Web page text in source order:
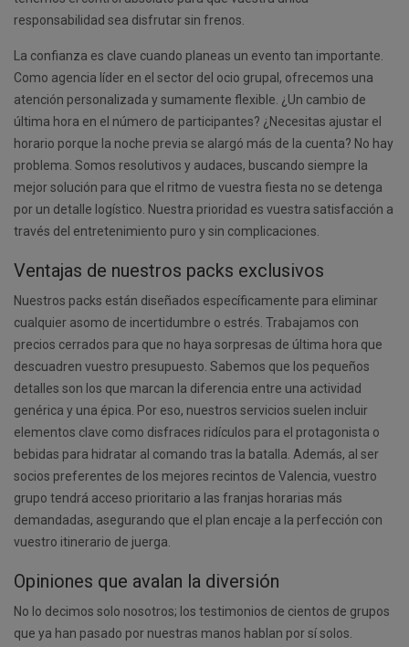
responsabilidad sea disfrutar sin frenos.
La confianza es clave cuando planeas un evento tan importante.
Como agencia líder en el sector del ocio grupal, ofrecemos una
atención personalizada y sumamente flexible. ¿Un cambio de
última hora en el número de participantes? ¿Necesitas ajustar el
horario porque la noche previa se alargó más de la cuenta? No hay
problema. Somos resolutivos y audaces, buscando siempre la
mejor solución para que el ritmo de vuestra fiesta no se detenga
por un detalle logístico. Nuestra prioridad es vuestra satisfacción a
través del entretenimiento puro y sin complicaciones.
Ventajas de nuestros packs exclusivos
Nuestros packs están diseñados específicamente para eliminar
cualquier asomo de incertidumbre o estrés. Trabajamos con
precios cerrados para que no haya sorpresas de última hora que
descuadren vuestro presupuesto. Sabemos que los pequeños
detalles son los que marcan la diferencia entre una actividad
genérica y una épica. Por eso, nuestros servicios suelen incluir
elementos clave como disfraces ridículos para el protagonista o
bebidas para hidratar al comando tras la batalla. Además, al ser
socios preferentes de los mejores recintos de Valencia, vuestro
grupo tendrá acceso prioritario a las franjas horarias más
demandadas, asegurando que el plan encaje a la perfección con
vuestro itinerario de juerga.
Opiniones que avalan la diversión
No lo decimos solo nosotros; los testimonios de cientos de grupos
que ya han pasado por nuestras manos hablan por sí solos.